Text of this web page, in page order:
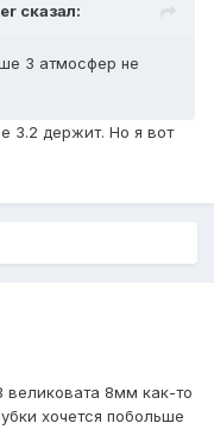
сказал:
3 атмосфер не
3.2 держит. Но я вот
великовата 8мм как-то
хочется побольше